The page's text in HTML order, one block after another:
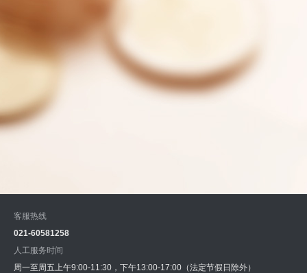
客服热线
021-60581258
人工服务时间
周一至周五上午9:00-11:30，下午13:00-17:00（法定节假日除外）